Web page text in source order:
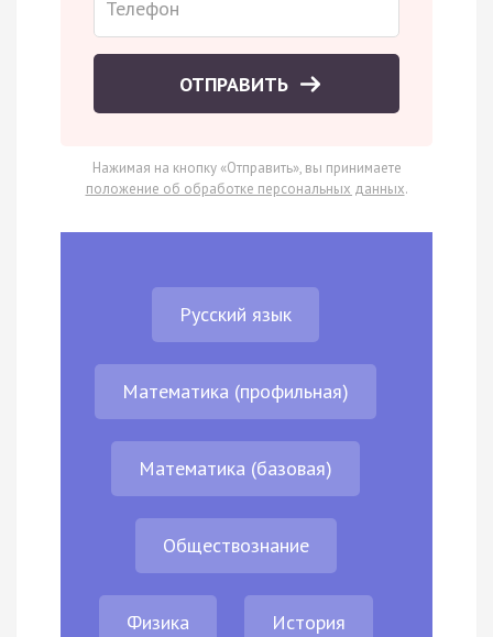
ОТПРАВИТЬ
Нажимая на кнопку «Отправить», вы принимаете
положение об обработке персональных данных.
Русский язык
Математика (профильная)
Математика (базовая)
Обществознание
Физика История